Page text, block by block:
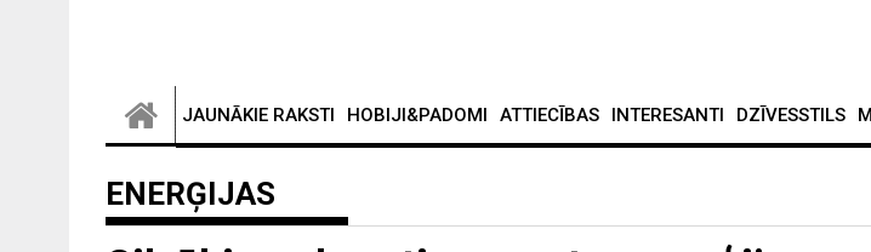
JAUNĀKIE RAKSTI HOBIJI&PADOMI ATTIECĪBAS INTERESANTI DZĪVESSTILS
ENERĢIJAS